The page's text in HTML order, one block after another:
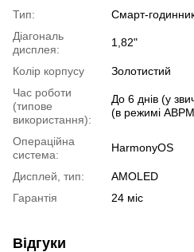
Тип:
Смарт-
Діагональ
дисплея:
1,82"
Колір корпусу
Золотистий
Час роботи
(типове
використання):
До 6 днів (у
(в режимі
Операційна
система:
HarmonyOS
Дисплей, тип:
AMOLED
Гарантія
24 міс
Відгуки